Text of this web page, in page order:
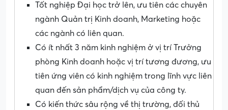
Tốt nghiệp Đại học trở lên, ưu tiên các chuyên
ngành Quản trị Kinh doanh, Marketing hoặc
các ngành có liên quan.
Có ít nhất 3 năm kinh nghiệm ở vị trí Trưởng
phòng Kinh doanh hoặc vị trí tương đương, ưu
tiên ứng viên có kinh nghiệm trong lĩnh vực liên
quan đến sản phẩm/dịch vụ của công ty.
Có kiến thức sâu rộng về thị trường, đối thủ